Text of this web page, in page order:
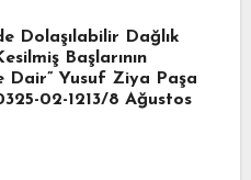
Dolaşılabilir Dağlık
Başlarının
Dair” Yusuf Ziya Paşa
02-1213/8 Ağustos